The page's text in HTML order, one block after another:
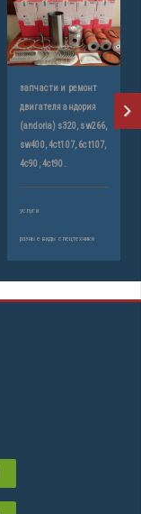
запчасти и ремонт
двигателя андория
(andoria) s320, sw266,
sw400, 4ct107, 6ct107,
4c90, 4ct90.
услуги
разные виды спецтехники